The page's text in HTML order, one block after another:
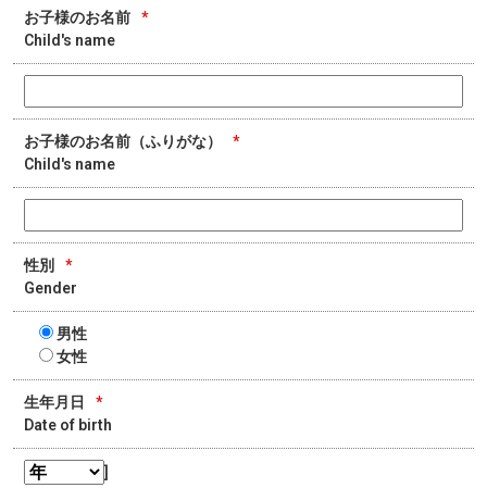
お子様のお名前
*
Child's name
お子様のお名前（ふりがな）
*
Child's name
性別
*
Gender
男性
女性
生年月日
*
Date of birth